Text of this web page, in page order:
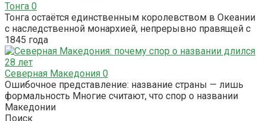
Тонга 0
Тонга остаётся единственным королевством в Океании
с наследственной монархией, непрерывно правящей с
1845 года
Северная Македония 0
Ошибочное представление: название страны — лишь
формальность Многие считают, что спор о названии
Македонии
Поиск